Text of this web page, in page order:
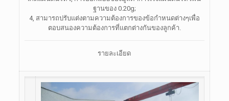
ฐานของ 0.20g;
4, สามารถปรับแต่งตามความต้องการของข้อกำหนดต่างๆเพื่อ
ตอบสนองความต้องการที่แตกต่างกันของลูกค้า.
รายละเอียด